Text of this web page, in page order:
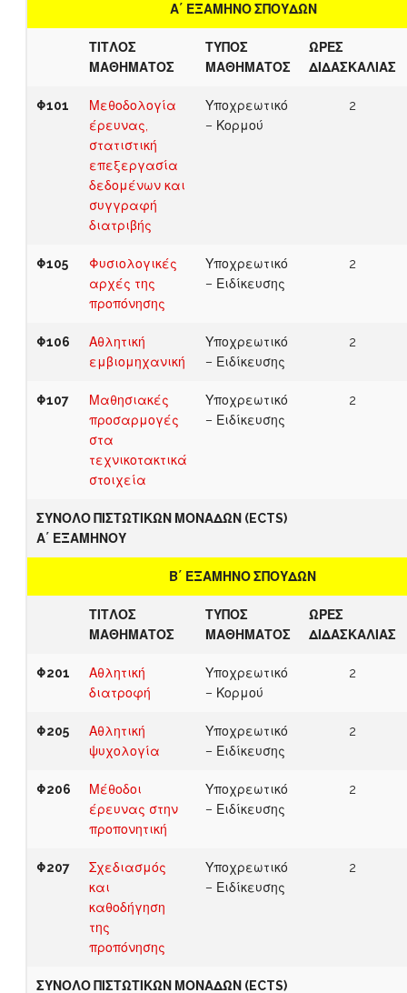
Α΄ ΕΞΑΜΗΝΟ ΣΠΟΥΔΩΝ
ΤΙΤΛΟΣ
ΜΑΘΗΜΑΤΟΣ
ΤΥΠΟΣ
ΜΑΘΗΜΑΤΟΣ
ΩΡΕΣ
ΔΙΔΑΣΚΑΛΙΑΣ
Φ101
Μεθοδολογία
έρευνας,
στατιστική
επεξεργασία
δεδομένων και
συγγραφή
διατριβής
Υποχρεωτικό
– Κορμού
2
Φ105
Φυσιολογικές
αρχές της
προπόνησης
Υποχρεωτικό
– Ειδίκευσης
2
Φ106
Αθλητική
εμβιομηχανική
Υποχρεωτικό
– Ειδίκευσης
2
Φ107
Μαθησιακές
προσαρμογές
στα
τεχνικοτακτικά
στοιχεία
Υποχρεωτικό
– Ειδίκευσης
2
ΣΥΝΟΛΟ ΠΙΣΤΩΤΙΚΩΝ ΜΟΝΑΔΩΝ (ECTS)
Α΄ ΕΞΑΜΗΝΟΥ
Β΄ ΕΞΑΜΗΝΟ ΣΠΟΥΔΩΝ
ΤΙΤΛΟΣ
ΜΑΘΗΜΑΤΟΣ
ΤΥΠΟΣ
ΜΑΘΗΜΑΤΟΣ
ΩΡΕΣ
ΔΙΔΑΣΚΑΛΙΑΣ
Φ201
Αθλητική
διατροφή
Υποχρεωτικό
– Κορμού
2
Φ205
Αθλητική
ψυχολογία
Υποχρεωτικό
– Ειδίκευσης
2
Φ206
Μέθοδοι
έρευνας στην
προπονητική
Υποχρεωτικό
– Ειδίκευσης
2
Φ207
Σχεδιασμός
και
καθοδήγηση
της
προπόνησης
Υποχρεωτικό
– Ειδίκευσης
2
ΣΥΝΟΛΟ ΠΙΣΤΩΤΙΚΩΝ ΜΟΝΑΔΩΝ (ECTS)